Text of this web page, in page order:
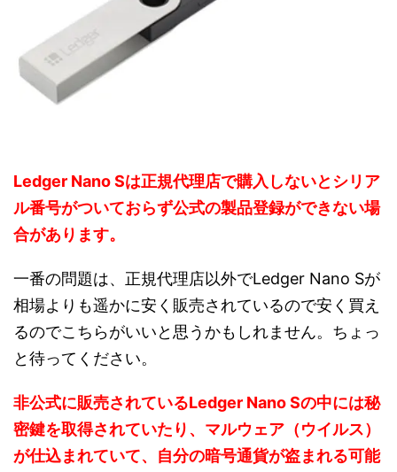
Ledger Nano Sは正規代理店で購入しないとシリア
ル番号がついておらず公式の製品登録ができない場
合があります。
一番の問題は、正規代理店以外でLedger Nano Sが
相場よりも遥かに安く販売されているので安く買え
るのでこちらがいいと思うかもしれません。ちょっ
と待ってください。
非公式に販売されているLedger Nano Sの中には秘
密鍵を取得されていたり、マルウェア（ウイルス）
が仕込まれていて、自分の暗号通貨が盗まれる可能